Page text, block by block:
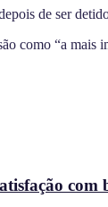
de ser
como “a mais